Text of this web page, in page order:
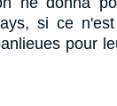
si ce
pour